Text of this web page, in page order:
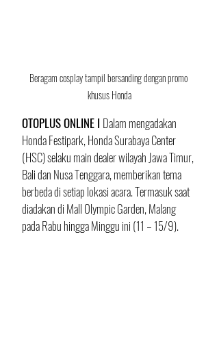
Beragam cosplay tampil bersanding dengan promo
khusus Honda
OTOPLUS ONLINE I Dalam mengadakan
Honda Festipark, Honda Surabaya Center
(HSC) selaku main dealer wilayah Jawa Timur,
Bali dan Nusa Tenggara, memberikan tema
berbeda di setiap lokasi acara. Termasuk saat
diadakan di Mall Olympic Garden, Malang
pada Rabu hingga Minggu ini (11 – 15/9).